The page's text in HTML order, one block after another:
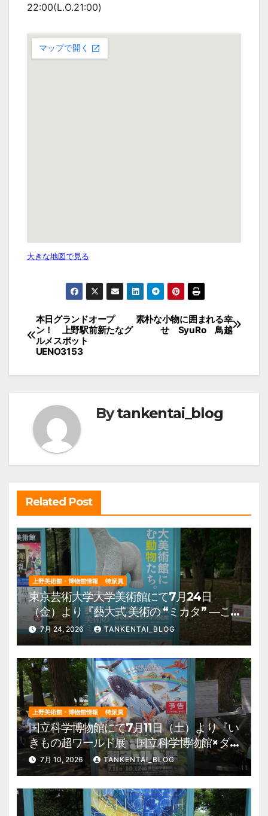
22:00(L.O.21:00)
大きな地図で見る
投
稿
ナ
ビ
ー
シ
ョ
ン
素朴な小物に囲まれる幸
せ SyuRo 鳥越
本日グランドオープ
ン！ 上野駅前新たなグ
ルメスポット
UENO3153
Bytankentai_blog
Related Post
上野美術館・博物館情報 特派員
東京芸術大学大学美術館にて7月24日
（金）より『藝大式 美術の “ミカタ” ―こ
の夏、藝大生になる―』を開催。 上野公
園 美術館・博物館 混雑情報他
7月 24, 2026 TANKENTAI_BLOG
上野美術館・博物館情報 特派員
国立科学博物館にて7月11日（土）より『い
きもの超ワールド展 国立科学博物館×ダ
ーウィンが来た！』を開催。 上野公園
美術館・博物館 混雑情報他
7月 10, 2026 TANKENTAI_BLOG